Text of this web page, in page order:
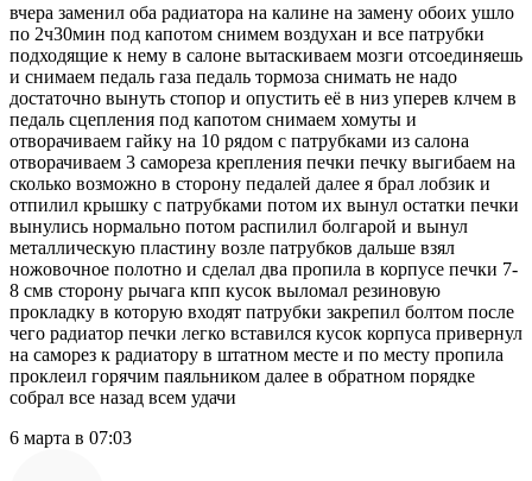
вчера заменил оба радиатора на калине на замену обоих ушло
по 2ч30мин под капотом снимем воздухан и все патрубки
подходящие к нему в салоне вытаскиваем мозги отсоединяешь
и снимаем педаль газа педаль тормоза снимать не надо
достаточно вынуть стопор и опустить её в низ уперев клчем в
педаль сцепления под капотом снимаем хомуты и
отворачиваем гайку на 10 рядом с патрубками из салона
отворачиваем 3 самореза крепления печки печку выгибаем на
сколько возможно в сторону педалей далее я брал лобзик и
отпилил крышку с патрубками потом их вынул остатки печки
вынулись нормально потом распилил болгарой и вынул
металлическую пластину возле патрубков дальше взял
ножовочное полотно и сделал два пропила в корпусе печки 7-
8 смв сторону рычага кпп кусок выломал резиновую
прокладку в которую входят патрубки закрепил болтом после
чего радиатор печки легко вставился кусок корпуса привернул
на саморез к радиатору в штатном месте и по месту пропила
проклеил горячим паяльником далее в обратном порядке
собрал все назад всем удачи
6 марта в 07:03